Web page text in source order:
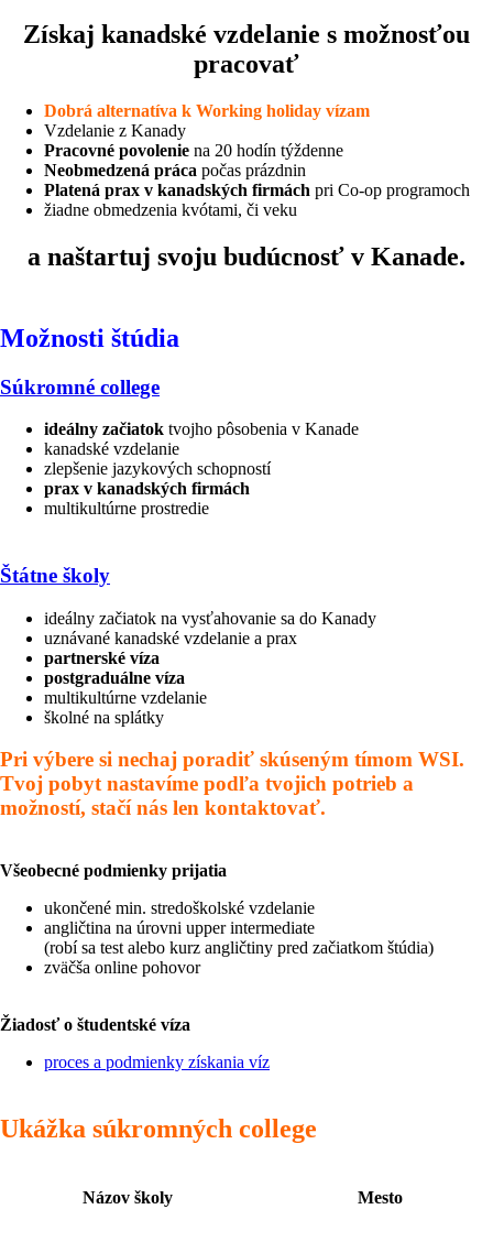
Získaj kanadské vzdelanie s možnosťou
pracovať
Dobrá alternatíva k Working holiday vízam
Vzdelanie z Kanady
Pracovné povolenie na 20 hodín týždenne
Neobmedzená práca počas prázdnin
Platená prax v kanadských firmách pri Co-op programoch
žiadne obmedzenia kvótami, či veku
a naštartuj svoju budúcnosť v Kanade.
Možnosti štúdia
Súkromné college
ideálny začiatok tvojho pôsobenia v Kanade
kanadské vzdelanie
zlepšenie jazykových schopností
prax v kanadských firmách
multikultúrne prostredie
Štátne školy
ideálny začiatok na vysťahovanie sa do Kanady
uznávané kanadské vzdelanie a prax
partnerské víza
postgraduálne víza
multikultúrne vzdelanie
školné na splátky
Pri výbere si nechaj poradiť skúseným tímom WSI.
Tvoj pobyt nastavíme podľa tvojich potrieb a
možností, stačí nás len kontaktovať.
Všeobecné podmienky prijatia
ukončené min. stredoškolské vzdelanie
angličtina na úrovni upper intermediate
(robí sa test alebo kurz angličtiny pred začiatkom štúdia)
zväčša online pohovor
Žiadosť o študentské víza
proces a podmienky získania víz
Ukážka súkromných college
Názov školy Mesto